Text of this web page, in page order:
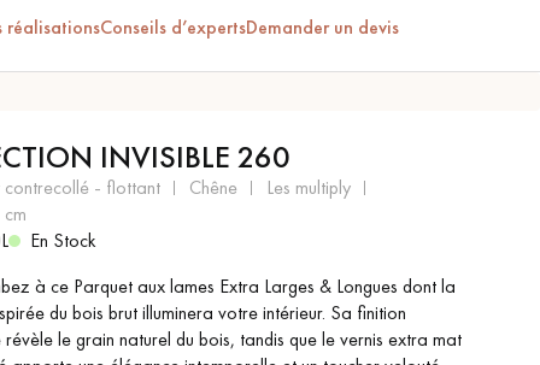
réalisationsConseils d’expertsDemander un devis
PARQUET EN BOIS
PARQUET VERNIS
PARQUET LAMES
LARGES XXL
PARQUET EN CHÊNE
INVISIBLE 260
contrecollé - flottant chêne
les multiply
En Stock
à ce Parquet aux lames Extra Larges & Longues dont la
du bois brut illuminera votre intérieur. Sa finition
révèle le grain naturel du bois, tandis que le vernis extra mat